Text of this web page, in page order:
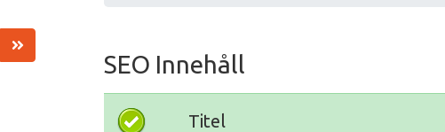
SEO Innehåll
Titel